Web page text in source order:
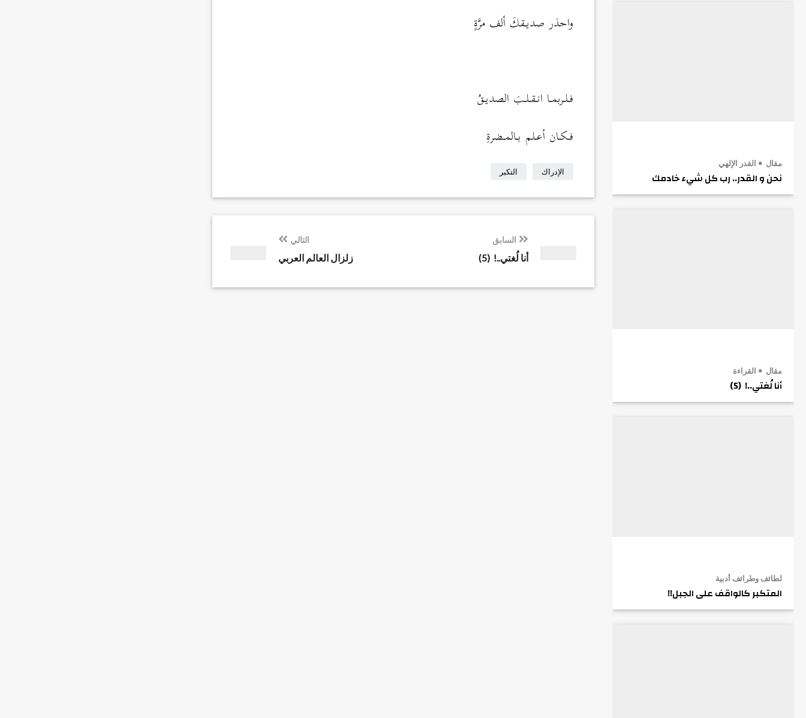
مقال القدر الإلهي
نحن و القدر.. رب كل شيء خادمك
مقال القراءة
أنا لُغتي..! (5)
لطائف وطرائف أدبية
المتكبر كالواقف على الجبل!!
واحذر صديـقكَ ألف مرَّةٍ
فـلـربمـا انـقـلـبَ الصديـقُ
فـكـان أعـلم بـالمـضرةِ
الإدراك التكبر
السابق
أنا لُغتي..! (5)
التالي
زلزال العالم العربي